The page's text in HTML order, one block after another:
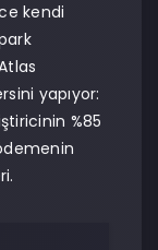
kendi
yapıyor:
%85